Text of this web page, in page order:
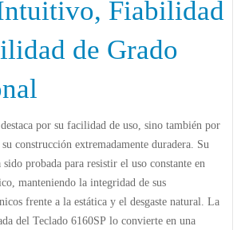
Fiabilidad
de Grado
por su facilidad de uso, sino también por
construcción extremadamente duradera. Su
probada para resistir el uso constante en
manteniendo la integridad de sus
frente a la estática y el desgaste natural. La
del Teclado 6160SP lo convierte en una